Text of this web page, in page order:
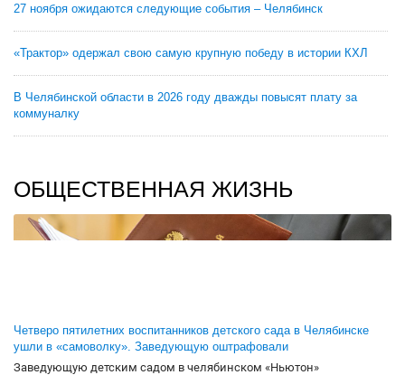
27 ноября ожидаются следующие события – Челябинск
«Трактор» одержал свою самую крупную победу в истории КХЛ
В Челябинской области в 2026 году дважды повысят плату за
коммуналку
ОБЩЕСТВЕННАЯ ЖИЗНЬ
Четверо пятилетних воспитанников детского сада в Челябинске
ушли в «самоволку». Заведующую оштрафовали
Заведующую детским садом в челябинском «Ньютон»